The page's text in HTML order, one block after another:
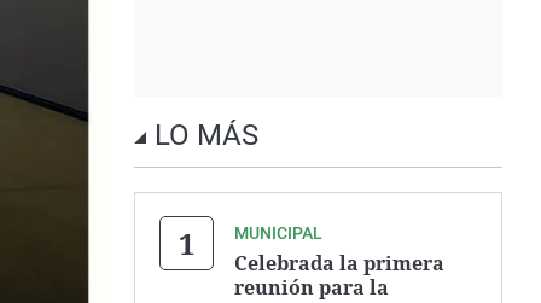
LO MÁS
MUNICIPAL
Celebrada la primera
reunión para la